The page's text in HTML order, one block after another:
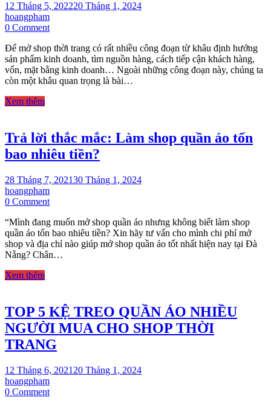
12 Tháng 5, 202220 Tháng 1, 2024
hoangpham
0 Commenton
VẬT
DỤNG
CẦN
THIẾT
ÁO
Để mở shop thời trang có rất nhiều công đoạn từ khâu định hướng
sản phẩm kinh doanh, tìm nguồn hàng, cách tiếp cận khách hàng,
vốn, mặt bằng kinh doanh… Ngoài những công đoạn này, chúng ta
còn một khâu quan trọng là bài…
Xem thêm
Trả lời thắc mắc: Làm shop quần áo tốn
bao nhiêu tiền?
28 Tháng 7, 202130 Tháng 1, 2024
hoangpham
0 Commenton
lời
thắc
mắc:
Làm
bao
nhiêu
tiền?
“Mình đang muốn mở shop quần áo nhưng không biết làm shop
quần áo tốn bao nhiêu tiền? Xin hãy tư vấn cho mình chi phí mở
shop và địa chỉ nào giúp mở shop quần áo tốt nhất hiện nay tại Đà
Nẵng? Chân…
Xem thêm
TOP 5 KỆ TREO QUẦN ÁO NHIỀU
NGƯỜI MUA CHO SHOP THỜI
TRANG
12 Tháng 6, 2021 20 Tháng 1, 2024
hoangpham
0 Commenton